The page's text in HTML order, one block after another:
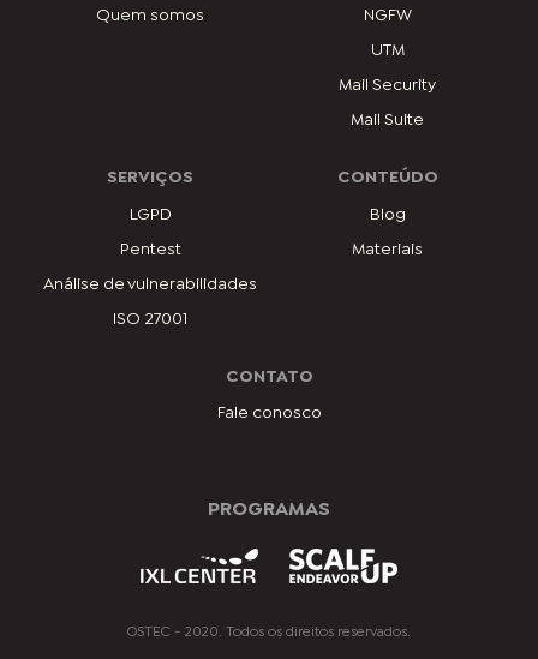
Quem somos NGFW
UTM
Mail Security
Mail Suite
SERVIÇOS
LGPD
Pentest
Análise de vulnerabilidades
ISO 27001
CONTEÚDO
Blog
Materiais
CONTATO
Fale conosco
PROGRAMAS
OSTEC - 2020. Todos os direitos reservados.